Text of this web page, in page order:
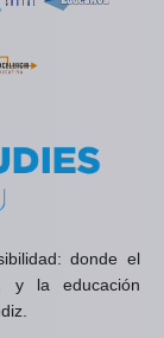
donde el
y la educación